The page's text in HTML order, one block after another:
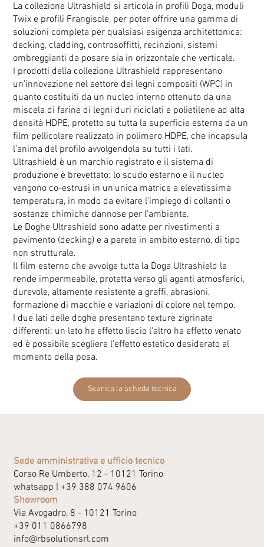
La collezione Ultrashield si articola in profili Doga, moduli
Twix e profili Frangisole, per poter offrire una gamma di
soluzioni completa per qualsiasi esigenza architettonica:
decking, cladding, controsoffitti, recinzioni, sistemi
ombreggianti da posare sia in orizzontale che verticale.
I prodotti della collezione Ultrashield rappresentano
un’innovazione nel settore dei legni compositi (WPC) in
quanto costituiti da un nucleo interno ottenuto da una
miscela di farine di legni duri riciclati e polietilene ad alta
densità HDPE, protetto su tutta la superficie esterna da un
film pellicolare realizzato in polimero HDPE, che incapsula
l’anima del profilo avvolgendola su tutti i lati.
Ultrashield è un marchio registrato e il sistema di
produzione è brevettato: lo scudo esterno e il nucleo
vengono co-estrusi in un'unica matrice a elevatissima
temperatura, in modo da evitare l'impiego di collanti o
sostanze chimiche dannose per l'ambiente.
Le Doghe Ultrashield sono adatte per rivestimenti a
pavimento (decking) e a parete in ambito esterno, di tipo
non strutturale.
Il film esterno che avvolge tutta la Doga Ultrashield la
rende impermeabile, protetta verso gli agenti atmosferici,
durevole, altamente resistente a graffi, abrasioni,
formazione di macchie e variazioni di colore nel tempo.
I due lati delle doghe presentano texture zigrinate
differenti: un lato ha effetto liscio l'altro ha effetto venato
ed è possibile scegliere l'effetto estetico desiderato al
momento della posa.
Scarica la scheda tecnica
Sede amministrativa e ufficio tecnico
Corso Re Umberto, 12 - 10121 Torino
whatsapp | +39 388 074 9606
Showroom
Via Avogadro, 8 - 10121 Torino
+39 011 0866798
info@rbsolutionsrl.com